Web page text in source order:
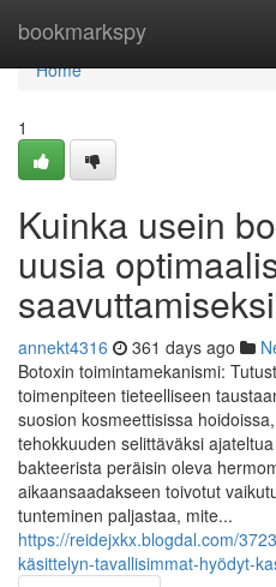
bookmarkspy
Home
Home
1
Kuinka usein
uusia
saavuttamiseksi
annekt4316 361 days ago
Botoxin toimintamekanismi:
toimenpiteen tieteelliseen
suosion kosmeettisissa
tehokkuuden selittäväksi
bakteerista peräisin oleva
aikaansaadakseen toivotut
tunteminen paljastaa, mite...
https://reidejxkx.blogdal.com/
käsittelyn-tavallisimmat-hyödyt-